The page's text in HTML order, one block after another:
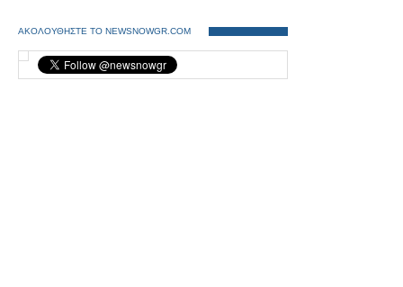
ΑΚΟΛΟΥΘΗΣΤΕ ΤΟ NEWSNOWGR.COM